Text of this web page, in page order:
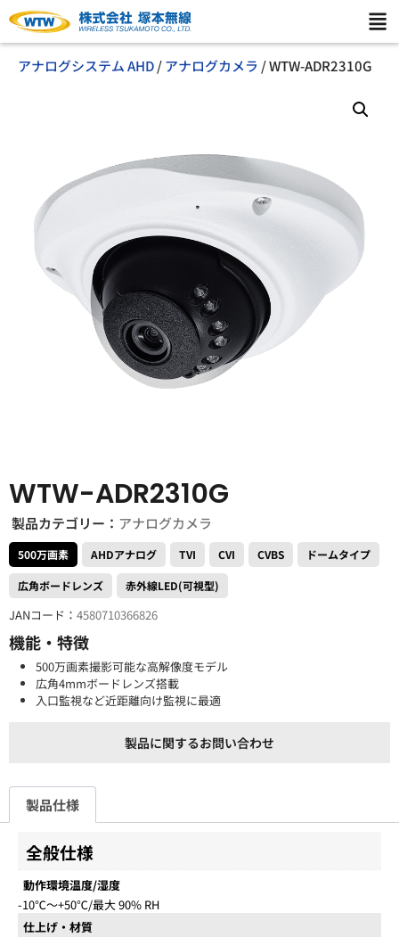
アナログシステム AHD/アナログカメラ / WTW-ADR2310G
WTW-ADR2310G
製品カテゴリー： アナログカメラ
500万画素 AHDアナログ TVI CVI CVBS ドームタイプ
広角ボードレンズ 赤外線LED(可視型)
JANコード： 4580710366826
機能・特徴
500万画素撮影可能な高解像度モデル
広角4mmボードレンズ搭載
入口監視など近距離向け監視に最適
製品に関するお問い合わせ
製品仕様
全般仕様
動作環境温度/湿度
-10℃～+50℃/最大 90% RH
仕上げ・材質